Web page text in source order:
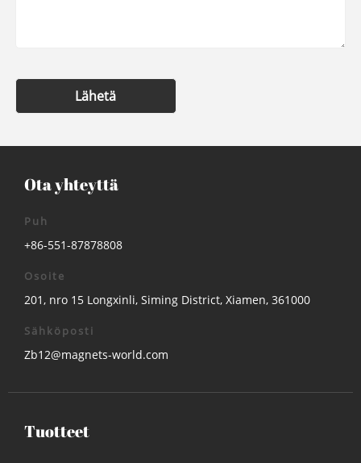
Lähetä
Ota yhteyttä
Puh
+86-551-87878808
Osoite
201, nro 15 Longxinli, Siming District, Xiamen, 361000
Sähköposti
Zb12@magnets-world.com
Tuotteet